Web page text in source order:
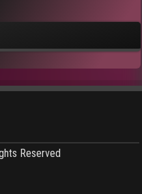
Reserved